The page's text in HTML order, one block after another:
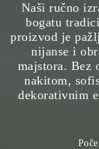
Naši ručno
bogatu
proizvod je
nijanse i
majstora. Bez
nakitom,
dekorativnim